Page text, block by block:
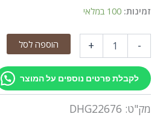
זמינות: 100 במלאי
-
EXTENSION
CABLE
COMBO
+ הוספה לסל
לקבלת פרטים נוספים על המוצר
מק"ט: DHG22676